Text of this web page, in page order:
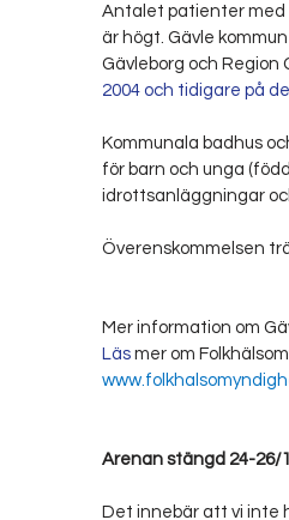
Antalet patienter med
är högt. Gävle
Gävleborg och Region
2004 och tidigare på
Kommunala badhus
för barn och unga
idrottsanläggningar
Överenskommelsen
Mer information om
Läs mer om
Arenan stängd 24-26/
Det innebär att vi inte